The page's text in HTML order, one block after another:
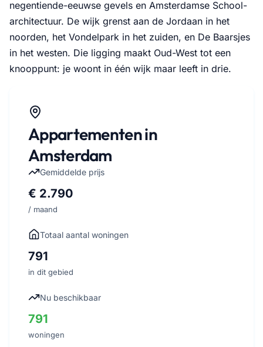
negentiende-eeuwse gevels en Amsterdamse School-
architectuur. De wijk grenst aan de Jordaan in het
noorden, het Vondelpark in het zuiden, en De Baarsjes
in het westen. Die ligging maakt Oud-West tot een
knooppunt: je woont in één wijk maar leeft in drie.
Appartementen in
Amsterdam
Gemiddelde prijs
€ 2.790
/ maand
Totaal aantal woningen
791
in dit gebied
Nu beschikbaar
791
woningen